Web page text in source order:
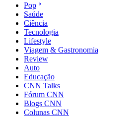
Pop
Saúde
Ciência
Tecnologia
Lifestyle
Viagem & Gastronomia
Review
Auto
Educação
CNN Talks
Fórum CNN
Blogs CNN
Colunas CNN